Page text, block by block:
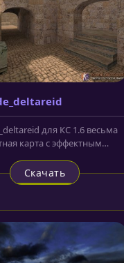
для КС 1.6 весьма
карта с эффектным
Скачать